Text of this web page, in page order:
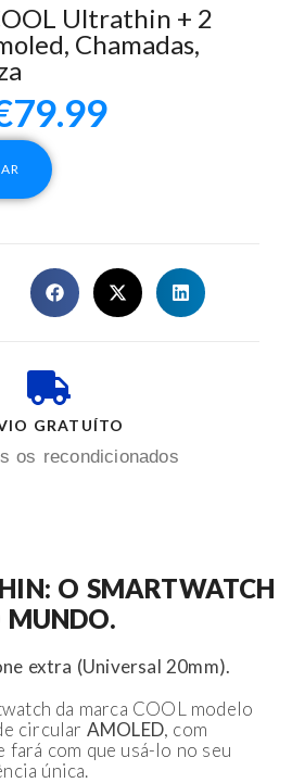
Ultrathin + 2
Chamadas,
79.99
GRATUÍTO
os recondicionados
O SMARTWATCH
extra (Universal 20mm).
da marca COOL modelo
circular AMOLED, com
fará com que usá-lo no seu
única.